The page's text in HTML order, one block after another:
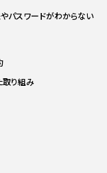
パスワードがわからない
取り組み